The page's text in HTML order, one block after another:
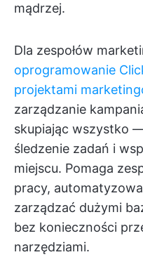
mądrzej.
Dla zespołów
oprogramowanie
projektami
zarządzanie
skupiając wszystko
śledzenie zadań i
miejscu. Pomaga
pracy,
zarządzać dużymi
bez konieczności
narzędziami.